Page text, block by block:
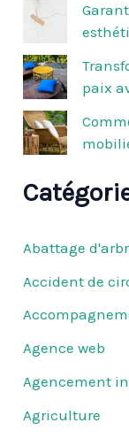
paix
Abattage
Accident de
Agence web
Agencement
Agriculture